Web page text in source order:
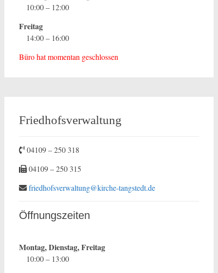
10:00 – 12:00
Freitag
14:00 – 16:00
Büro hat momentan geschlossen
Friedhofsverwaltung
04109 – 250 318
04109 – 250 315
friedhofsverwaltung@kirche-tangstedt.de
Öffnungszeiten
Montag, Dienstag, Freitag
10:00 – 13:00